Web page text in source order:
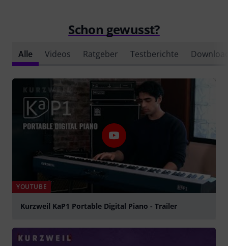
Schon gewusst?
Alle Videos Ratgeber Testberichte
YOUTUBE
Kurzweil KaP1 Portable Digital Piano - Trailer